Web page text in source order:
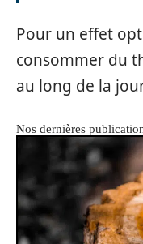
Pour un effet
consommer du
au long de la
Nos dernières